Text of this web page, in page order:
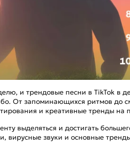
и трендовые песни в TikTok в
От запоминающихся ритмов до
и креативные тренды на
выделяться и достигать
вирусные звуки и основные